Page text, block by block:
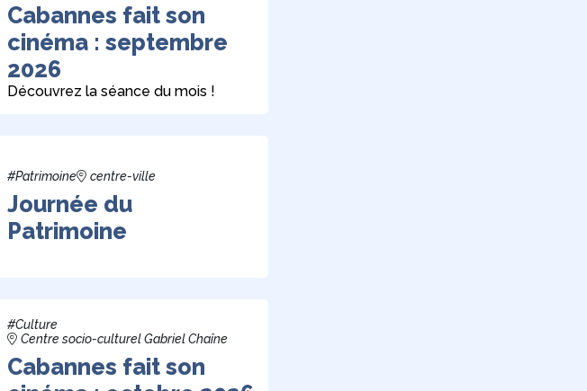
Cabannes fait son
cinéma : septembre
2026
Découvrez la séance du mois !
#Patrimoine centre-ville
Journée du
Patrimoine
#Culture
Centre socio-culturel Gabriel Chaîne
Cabannes fait son